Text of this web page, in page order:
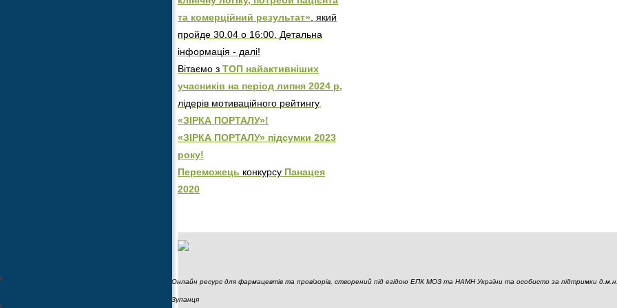
та комерційний результат» , який
пройде 30.04 о 16:00. Детальна
інформація - далі!
Вітаємо з ТОП найактивніших
учасників на період липня 2024 р,
лідерів мотиваційного рейтингу,
«ЗІРКА ПОРТАЛУ»!
«ЗІРКА ПОРТАЛУ» підсумки 2023
року!
Переможець конкурсу Панацея
2020
Онлайн ресурс для фармацевтів та провізорів, створений під егідою ЕПК МОЗ та НАМН України та особисто за підтримки д.м.н.,
Зупанця